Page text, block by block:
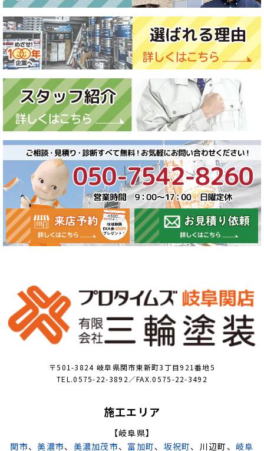
〒501-3824 岐阜県関市東新町3丁目921番地5
TEL.0575-22-3892／FAX.0575-22-3492
施工エリア
【岐阜県】
関市、美濃市、 美濃加茂市、 富加町、 坂祝町、川辺町、 岐阜